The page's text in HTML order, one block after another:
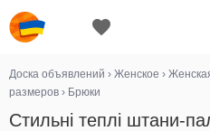
Доска объявлений › Женское ›
размеров › Брюки
Стильні теплі штани-